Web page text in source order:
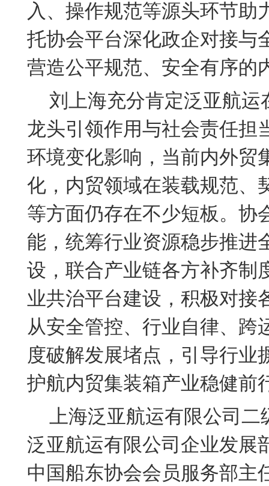
入、操作规范等源头环节助
托协会平台深化政企对接与
营造公平规范、安全有序的
刘上海充分肯定泛亚航运
龙头引领作用与社会责任担
环境变化影响，当前内外贸
化，内贸领域在装载规范、
等方面仍存在不少短板。协
能，统筹行业资源稳步推进
设，联合产业链各方补齐制
业共治平台建设，积极对接
从安全管控、行业自律、跨
度破解发展堵点，引导行业
护航内贸集装箱产业稳健前
上海泛亚航运有限公司二
泛亚航运有限公司企业发展
中国船东协会会员服务部主